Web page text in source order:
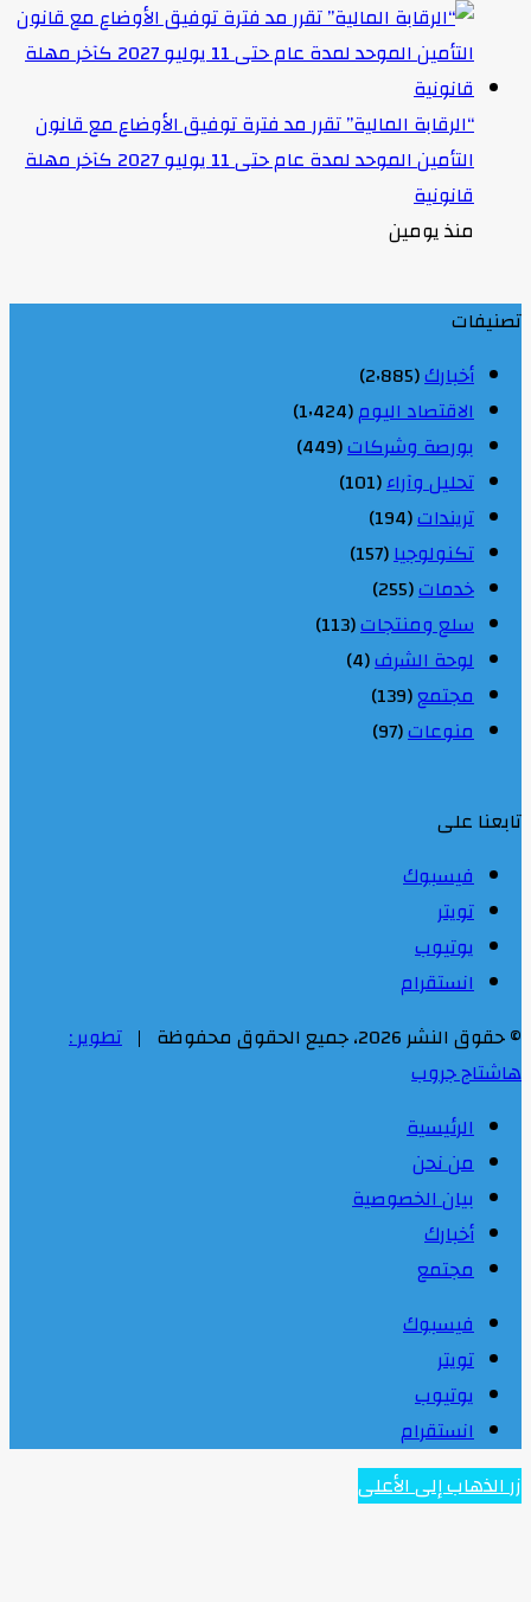
“الرقابة المالية” تقرر مد فترة توفيق الأوضاع مع قانون
التأمين الموحد لمدة عام حتى 11 يوليو 2027 كآخر مهلة
قانونية
منذ يومين
تصنيفات
أخبارك(2٬885)
الاقتصاد اليوم(1٬424)
بورصة وشركات(449)
تحليل وآراء(101)
تريندات(194)
تكنولوجيا(157)
خدمات(255)
سلع ومنتجات(113)
لوحة الشرف(4)
مجتمع(139)
منوعات(97)
تابعنا على
فيسبوك
تويتر
يوتيوب
انستقرام
© حقوق النشر 2026، جميع الحقوق محفوظة |
تطوير :
هاشتاج جروب
الرئيسية
من نحن
بيان الخصوصية
أخبارك
مجتمع
فيسبوك
تويتر
يوتيوب
انستقرام
زر الذهاب إلى الأعلى